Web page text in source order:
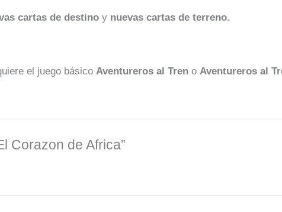
cartas de destino y nuevas cartas de terreno.
el juego básico Aventureros al Tren o Aventureros al
Corazon de Africa”